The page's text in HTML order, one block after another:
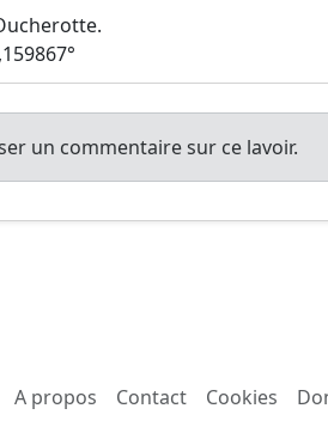
un commentaire sur ce lavoir.
A propos Contact Cookies